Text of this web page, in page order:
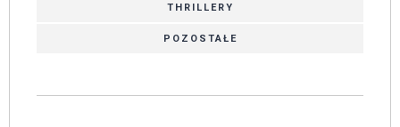
THRILLERY
POZOSTAŁE